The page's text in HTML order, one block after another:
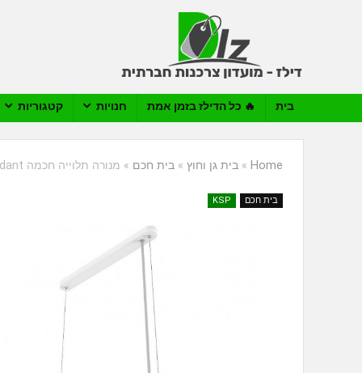
בית 🔥 כל הדילז בזמן אמת חנויות קטגוריות
Home
» בית גן וחוץ » בית חכם » מנורה תלוייה חכמה Yeelight YLDL01YL Crystal Pendant מבית שיאומי
בית חכם KSP